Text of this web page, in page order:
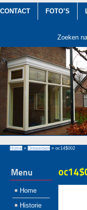
CONTACT FOTO’S
Zoeken
Home » Ontwerpen » oc14$002
Menu
Home
Historie